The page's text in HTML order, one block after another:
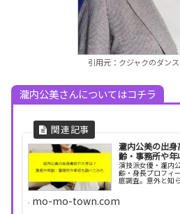
引用元：クジャクのダン
瀧内公美さんについてはコチラ
瀧内公美の出
齢・事務所や
演技派女優・瀧内
齢・身長プロフィ
底調査。意外と知
紹介します。
mo-mo-town.com